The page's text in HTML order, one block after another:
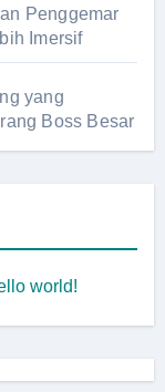
Penggemar
Imersif
yang
Boss Besar
world!